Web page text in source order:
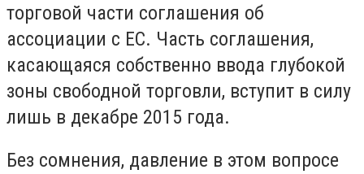
торговой части соглашения об
ассоциации с ЕС. Часть соглашения,
касающаяся собственно ввода глубокой
зоны свободной торговли, вступит в силу
лишь в декабре 2015 года.
Без сомнения, давление в этом вопросе